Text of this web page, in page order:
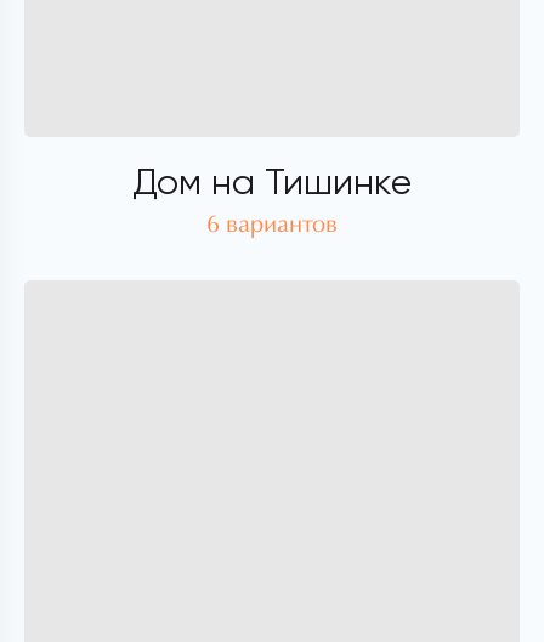
Дом на Тишинке
6 вариантов